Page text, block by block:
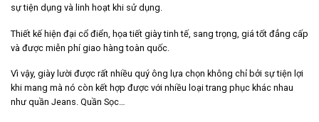
sự tiện dụng và linh hoạt khi sử dụng.
Thiết kế hiện đại cổ điển, họa tiết giày tinh tế, sang trọng, giá tốt đẳng cấp
và được miễn phí giao hàng toàn quốc.
Vì vậy, giày lười được rất nhiều quý ông lựa chọn không chỉ bởi sự tiện lợi
khi mang mà nó còn kết hợp được với nhiều loại trang phục khác nhau
như quần Jeans. Quần Sọc…